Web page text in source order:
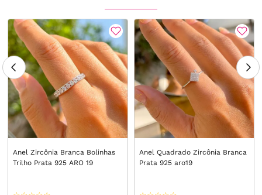
Anel Zircônia Branca Bolinhas
Trilho Prata 925 ARO 19
Anel Quadrado Zircônia Branca
Prata 925 aro19